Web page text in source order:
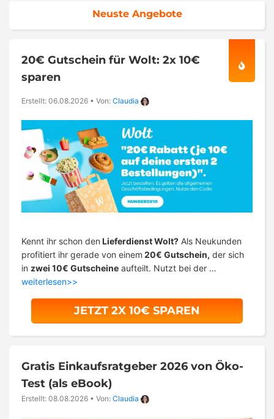
Neuste Angebote
20€ Gutschein für Wolt: 2x 10€
sparen
Erstellt: 06.08.2026 • Von: Claudia
Kennt ihr schon den Lieferdienst Wolt? Als Neukunden
profitiert ihr gerade von einem 20€ Gutschein, der sich
in zwei 10€ Gutscheine aufteilt. Nutzt bei der …
weiterlesen>>
JETZT 2X 10€ SPAREN
Gratis Einkaufsratgeber 2026 von Öko-
Test (als eBook)
Erstellt: 08.08.2026 • Von: Claudia